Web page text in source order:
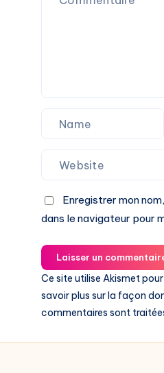
Enregistrer mon
dans le navigateur pour
Laisser un
Ce site utilise Akismet
savoir plus sur la façon
commentaires sont